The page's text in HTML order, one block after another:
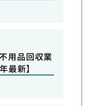
用品回収業
最新】